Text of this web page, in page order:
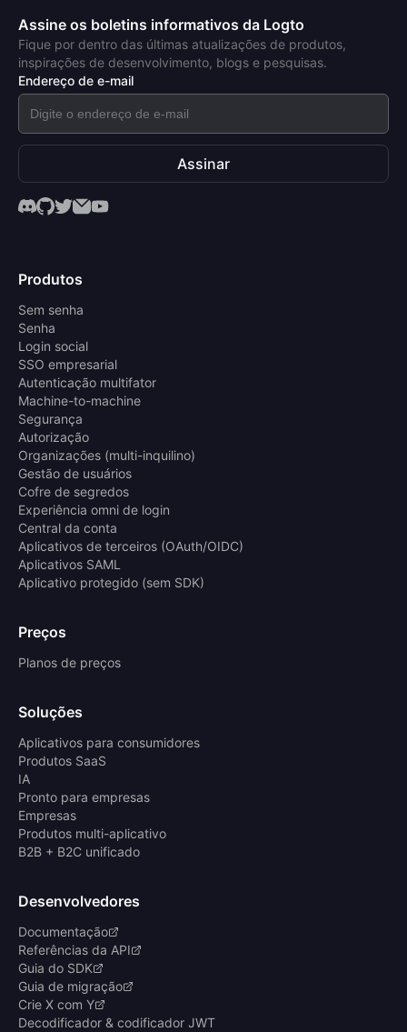
Assine os boletins informativos da Logto
Fique por dentro das últimas atualizações de produtos,
inspirações de desenvolvimento, blogs e pesquisas.
Endereço de e-mail
Assinar
Produtos
Sem senha
Senha
Login social
SSO empresarial
Autenticação multifator
Machine-to-machine
Segurança
Autorização
Organizações (multi-inquilino)
Gestão de usuários
Cofre de segredos
Experiência omni de login
Central da conta
Aplicativos de terceiros (OAuth/OIDC)
Aplicativos SAML
Aplicativo protegido (sem SDK)
Preços
Planos de preços
Soluções
Aplicativos para consumidores
Produtos SaaS
IA
Pronto para empresas
Empresas
Produtos multi-aplicativo
B2B + B2C unificado
Desenvolvedores
Documentação
Referências da API
Guia do SDK
Guia de migração
Crie X com Y
Decodificador & codificador JWT